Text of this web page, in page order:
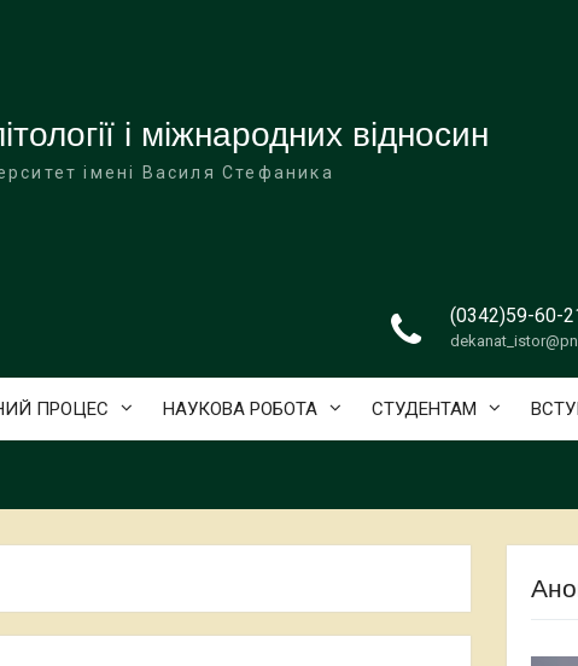
і міжнародних відносин
імені Василя Стефаника
(0342)59-60-
ПРОЦЕС НАУКОВА РОБОТА СТУДЕНТАМ